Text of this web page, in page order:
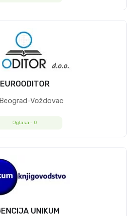
EUROODITOR
Beograd-Voždovac
Oglasa - 0
UNIKUM